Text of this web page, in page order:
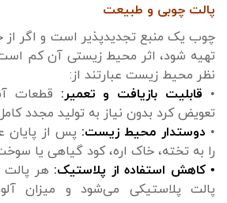
پالت چوبی و طبیعت
چوب یک منبع تجدیدپذیر است و اگر
تهیه شود، اثر محیط زیستی آن کم است.
نظر محیط زیست عبارتند از:
• قابلیت بازیافت و تعمیر: قطعات
تعویض کرد بدون نیاز به تولید مجدد
• دوستدار محیط زیست: پس از پایان
را به تخته، خاک اره، کود گیاهی یا
• کاهش استفاده از پلاستیک: هر پالت
پالت پلاستیکی می‌شود و میزان